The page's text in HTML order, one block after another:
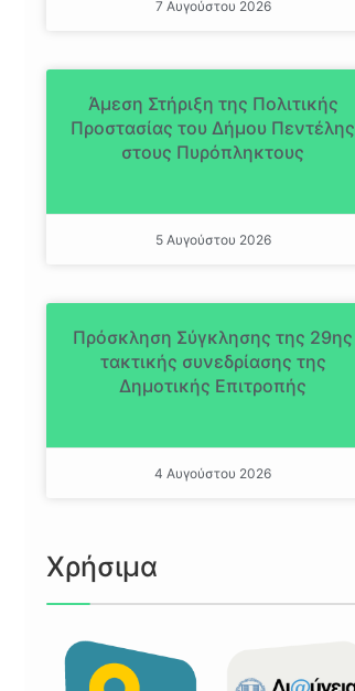
7 Αυγούστου 2026
Άμεση Στήριξη της Πολιτικής
Προστασίας του Δήμου Πεντέλης
στους Πυρόπληκτους
5 Αυγούστου 2026
Πρόσκληση Σύγκλησης της 29ης
τακτικής συνεδρίασης της
Δημοτικής Επιτροπής
4 Αυγούστου 2026
Χρήσιμα